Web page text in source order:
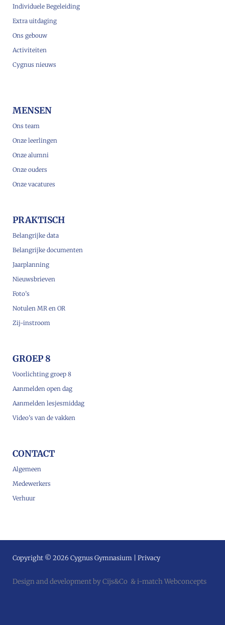
Individuele Begeleiding
Extra uitdaging
Ons gebouw
Activiteiten
Cygnus nieuws
MENSEN
Ons team
Onze leerlingen
Onze alumni
Onze ouders
Onze vacatures
PRAKTISCH
Belangrijke data
Belangrijke documenten
Jaarplanning
Nieuwsbrieven
Foto’s
Notulen MR en OR
Zij-instroom
GROEP 8
Voorlichting groep 8
Aanmelden open dag
Aanmelden lesjesmiddag
Video’s van de vakken
CONTACT
Algemeen
Medewerkers
Verhuur
Copyright © 2026 Cygnus Gymnasium | Privacy
Design and development by Cijs&Co &i-match Webconcepts